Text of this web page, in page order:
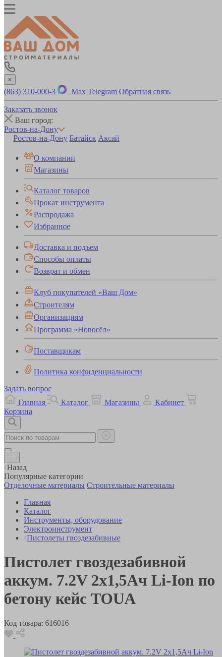
×
(863) 310-000-3 Max Telegram Обратная связь
Заказать звонок
Ваш город:
Ростов-на-Дону
Ростов-на-Дону Батайск Аксай
О компании
Магазины
Каталог товаров
Прокат инструмента
Распродажа
Избранное
Доставка и подъем
Способы оплаты
Возврат и обмен
Клуб покупателей «Ваш Дом»
Строителям
Организациям
Программа «Новосёл»
Поставщикам
Политика конфиденциальности
Задать вопрос
Главная
Каталог Магазины
Кабинет
Корзина
Назад
Популярные категории
Отделочные материалы Строительные материалы
Главная
Каталог
Инструменты, оборудование
Электроинструмент
Пистолеты гвоздезабивные
Пистолет гвоздезабивной
аккум. 7.2V 2х1,5Ач Li-Ion по
бетону кейс TOUA
Код товара: 616016